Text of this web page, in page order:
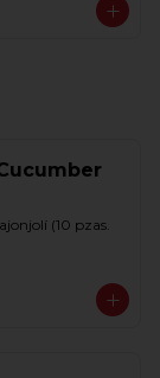
(10 pzas.